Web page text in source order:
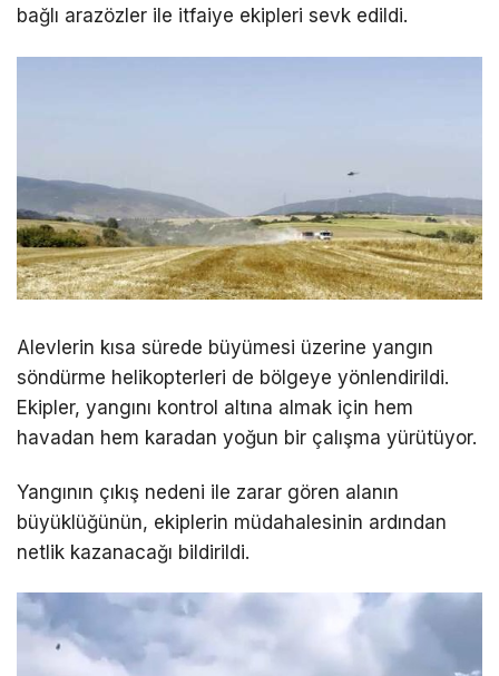
bağlı arazözler ile itfaiye ekipleri sevk edildi.
Alevlerin kısa sürede büyümesi üzerine yangın
söndürme helikopterleri de bölgeye yönlendirildi.
Ekipler, yangını kontrol altına almak için hem
havadan hem karadan yoğun bir çalışma yürütüyor.
Yangının çıkış nedeni ile zarar gören alanın
büyüklüğünün, ekiplerin müdahalesinin ardından
netlik kazanacağı bildirildi.